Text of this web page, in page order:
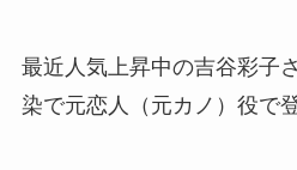
最近人気上昇中の吉谷彩子
染で元恋人（元カノ）役で